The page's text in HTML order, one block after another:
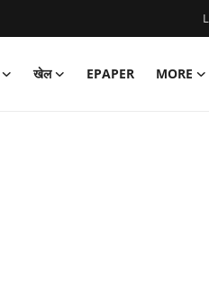
खेल EPAPER
MORE